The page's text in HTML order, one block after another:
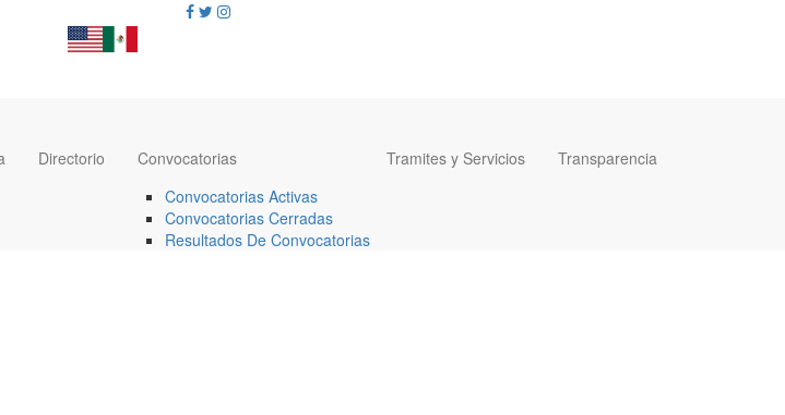
Directorio
Convocatorias
Convocatorias Activas
Convocatorias Cerradas
Resultados De Convocatorias
Tramites y Servicios Transparencia